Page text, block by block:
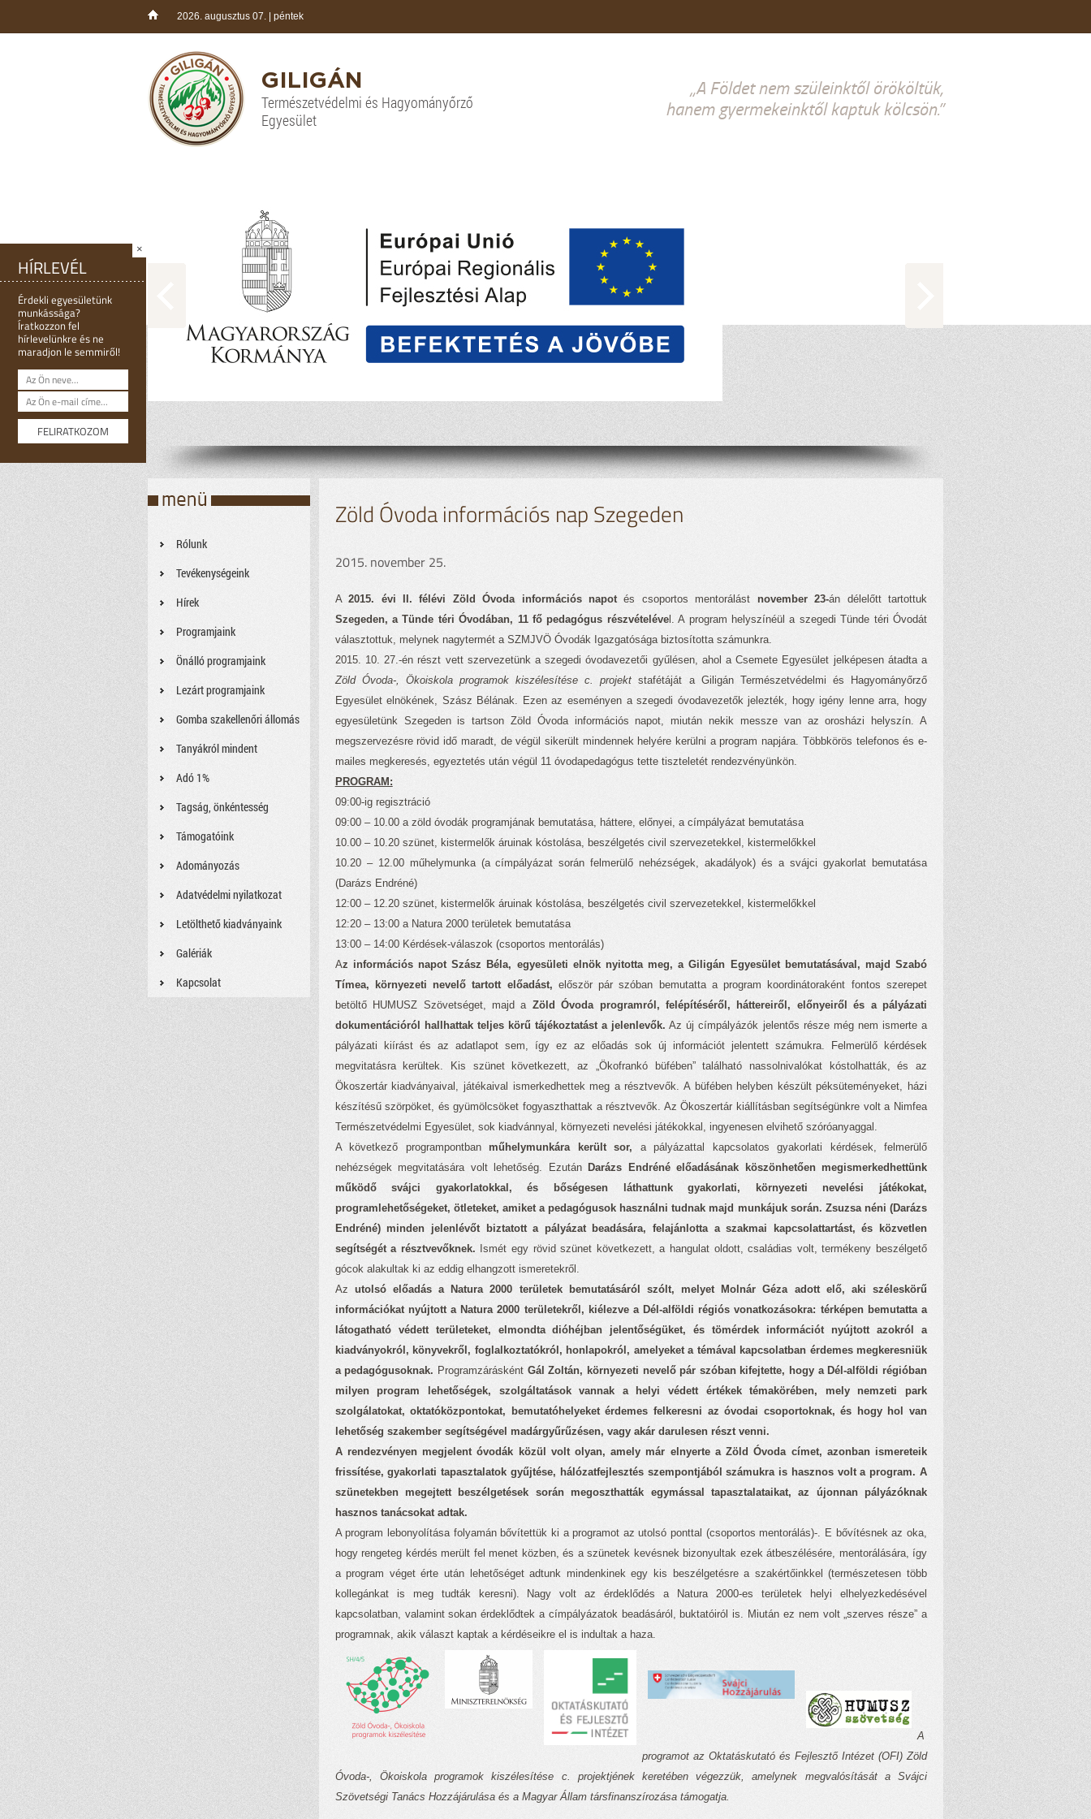
2026. augusztus 07. | péntek
GILIGÁN
Természetvédelmi és Hagyományőrző
Egyesület
„A Földet nem szüleinktől örököltük,
hanem gyermekeinktől kaptuk kölcsön.”
Rólunk
Tevékenységeink
Hírek
Programjaink
Önálló programjaink
Lezárt programjaink
Gomba szakellenőri állomás
Tanyákról mindent
Adó 1%
Tagság, önkéntesség
Támogatóink
Adományozás
Adatvédelmi nyilatkozat
Letölthető kiadványaink
Galériák
Kapcsolat
Zöld Óvoda információs nap Szegeden
2015. november 25.
A2015. évi II. félévi Zöld Óvoda információs napotés csoportos mentorálást november 23-án délelőtt tartottuk
Szegeden, a Tünde téri Óvodában, 11 fő pedagógus részvételével. A program helyszínéül a szegedi Tünde téri Óvodát
választottuk, melynek nagytermét a SZMJVÖ Óvodák Igazgatósága biztosította számunkra.
2015. 10. 27.-én részt vett szervezetünk a szegedi óvodavezetői gyűlésen, ahol a Csemete Egyesület jelképesen átadta a
Zöld Óvoda-, Ökoiskola programok kiszélesítése c. projekt stafétáját a Giligán Természetvédelmi és Hagyományőrző
Egyesület elnökének, Szász Bélának. Ezen az eseményen a szegedi óvodavezetők jelezték, hogy igény lenne arra, hogy
egyesületünk Szegeden is tartson Zöld Óvoda információs napot, miután nekik messze van az orosházi helyszín. A
megszervezésre rövid idő maradt, de végül sikerült mindennek helyére kerülni a program napjára. Többkörös telefonos és e-
mailes megkeresés, egyeztetés után végül 11 óvodapedagógus tette tiszteletét rendezvényünkön.
PROGRAM:
09:00-ig regisztráció
09:00 – 10.00 a zöld óvodák programjának bemutatása, háttere, előnyei, a címpályázat bemutatása
10.00 – 10.20 szünet, kistermelők áruinak kóstolása, beszélgetés civil szervezetekkel, kistermelőkkel
10.20 – 12.00 műhelymunka (a címpályázat során felmerülő nehézségek, akadályok) és a svájci gyakorlat bemutatása
(Darázs Endréné)
12:00 – 12.20 szünet, kistermelők áruinak kóstolása, beszélgetés civil szervezetekkel, kistermelőkkel
12:20 – 13:00 a Natura 2000 területek bemutatása
13:00 – 14:00 Kérdések-válaszok (csoportos mentorálás)
Az információs napot Szász Béla, egyesületi elnök nyitotta meg, a Giligán Egyesület bemutatásával, majd Szabó
Tímea, környezeti nevelő tartott előadást, először pár szóban bemutatta a program koordinátoraként fontos szerepet
betöltő HUMUSZ Szövetséget, majd a Zöld Óvoda programról, felépítéséről, háttereiről, előnyeiről és a pályázati
dokumentációról hallhattak teljes körű tájékoztatást a jelenlevők. Az új címpályázók jelentős része még nem ismerte a
pályázati kiírást és az adatlapot sem, így ez az előadás sok új információt jelentett számukra. Felmerülő kérdések
megvitatásra kerültek. Kis szünet következett, az „Ökofrankó büfében” található nassolnivalókat kóstolhatták, és az
Ökoszertár kiadványaival, játékaival ismerkedhettek meg a résztvevők. A büfében helyben készült péksüteményeket, házi
készítésű szörpöket, és gyümölcsöket fogyaszthattak a résztvevők. Az Ökoszertár kiállításban segítségünkre volt a Nimfea
Természetvédelmi Egyesület, sok kiadvánnyal, környezeti nevelési játékokkal, ingyenesen elvihető szóróanyaggal.
A következő programpontbanműhelymunkára került sor, a pályázattal kapcsolatos gyakorlati kérdések, felmerülő
nehézségek megvitatására volt lehetőség. EzutánDarázs Endréné előadásának köszönhetően megismerkedhettünk
működő svájci gyakorlatokkal, és bőségesen láthattunk gyakorlati, környezeti nevelési játékokat,
programlehetőségeket, ötleteket, amiket a pedagógusok használni tudnak majd munkájuk során. Zsuzsa néni (Darázs
Endréné) minden jelenlévőt biztatott a pályázat beadására, felajánlotta a szakmai kapcsolattartást, és közvetlen
segítségét a résztvevőknek. Ismét egy rövid szünet következett, a hangulat oldott, családias volt, termékeny beszélgető
gócok alakultak ki az eddig elhangzott ismeretekről.
Az utolsó előadás a Natura 2000 területek bemutatásáról szólt, melyet Molnár Géza adott elő, aki széleskörű
információkat nyújtott a Natura 2000 területekről, kiélezve a Dél-alföldi régiós vonatkozásokra: térképen bemutatta a
látogatható védett területeket, elmondta dióhéjban jelentőségüket, és tömérdek információt nyújtott azokról a
kiadványokról, könyvekről, foglalkoztatókról, honlapokról, amelyeket a témával kapcsolatban érdemes megkeresniük
a pedagógusoknak. Programzárásként Gál Zoltán, környezeti nevelő pár szóban kifejtette, hogy a Dél-alföldi régióban
milyen program lehetőségek, szolgáltatások vannak a helyi védett értékek témakörében, mely nemzeti park
szolgálatokat, oktatóközpontokat, bemutatóhelyeket érdemes felkeresni az óvodai csoportoknak, és hogy hol van
lehetőség szakember segítségével madárgyűrűzésen, vagy akár darulesen részt venni.
A rendezvényen megjelent óvodák közül volt olyan, amely már elnyerte a Zöld Óvoda címet, azonban ismereteik
frissítése, gyakorlati tapasztalatok gyűjtése, hálózatfejlesztés szempontjából számukra is hasznos volt a program. A
szünetekben megejtett beszélgetések során megoszthatták egymással tapasztalataikat, az újonnan pályázóknak
hasznos tanácsokat adtak.
A program lebonyolítása folyamán bővítettük ki a programot az utolsó ponttal (csoportos mentorálás)-. E bővítésnek az oka,
hogy rengeteg kérdés merült fel menet közben, és a szünetek kevésnek bizonyultak ezek átbeszélésére, mentorálására, így
a program véget érte után lehetőséget adtunk mindenkinek egy kis beszélgetésre a szakértőinkkel (természetesen több
kollegánkat is meg tudták keresni). Nagy volt az érdeklődés a Natura 2000-es területek helyi elhelyezkedésével
kapcsolatban, valamint sokan érdeklődtek a címpályázatok beadásáról, buktatóiról is. Miután ez nem volt „szerves része” a
programnak, akik választ kaptak a kérdéseikre el is indultak a haza.
A
programot az Oktatáskutató és Fejlesztő Intézet (OFI) Zöld
Óvoda-, Ökoiskola programok kiszélesítése c. projektjének keretében végezzük, amelynek megvalósítását a Svájci
Szövetségi Tanács Hozzájárulása és a Magyar Állam társfinanszírozása támogatja.
HÍRLEVÉL
Érdekli egyesületünk
munkássága?
Íratkozzon fel
hírlevelünkre és ne
maradjon le semmiről!
×